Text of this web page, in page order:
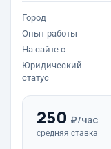
Город
Опыт работы
На сайте с
Юридический
статус
250 ₽/час
средняя ставка